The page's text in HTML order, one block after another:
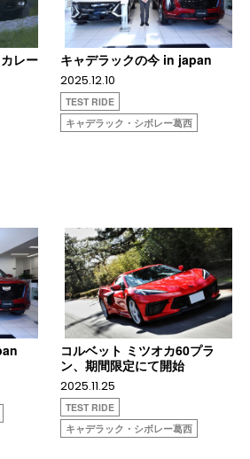
レー
キャデラックの今 in japan
2025.12.10
TEST RIDE
キャデラック・シボレー葛西
コルベット ミツオカ60プラ
ン、期間限定にて開始
2025.11.25
TEST RIDE
キャデラック・シボレー葛西